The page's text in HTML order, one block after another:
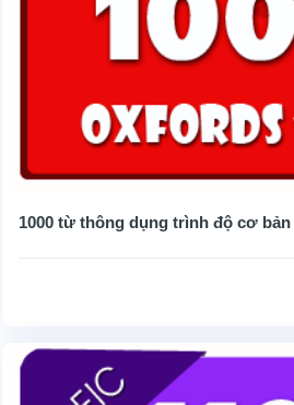
1000 từ thông dụng trình độ cơ bản